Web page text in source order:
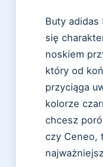
Buty adidas
się
noskiem
który od
przyciąga
kolorze
chcesz
czy Ceneo,